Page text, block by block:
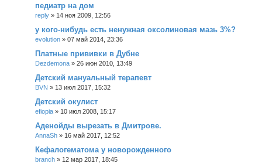
педиатр на дом
reply » 14 ноя 2009, 12:56
у кого-нибудь есть ненужная оксолиновая мазь 3%?
evolution » 07 май 2014, 23:36
Платные прививки в Дубне
Dezdemona » 26 июн 2010, 13:49
Детский мануальный терапевт
BVN » 13 июл 2017, 15:32
Детский окулист
efiopia » 10 июл 2008, 15:17
Аденойды вырезать в Дмитрове.
AnnaSh » 16 май 2017, 12:52
Кефалогематома у новорожденного
branch » 12 мар 2017, 18:45